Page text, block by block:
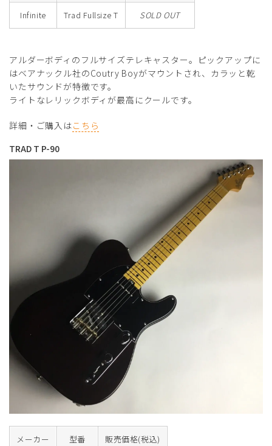
Infinite Trad Fullsize T SOLD OUT
アルダーボディのフルサイズテレキャスター。ピックアップに
はベアナックル社のCoutry Boyがマウントされ、カラッと乾
いたサウンドが特徴です。
ライトなレリックボディが最高にクールです。
詳細・ご購入はこちら
TRAD T P-90
メーカー 型番 販売価格(税込)